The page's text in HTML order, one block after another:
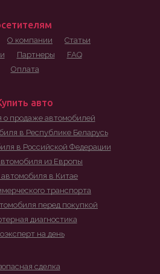
О компании
Статьи
Партнеры
FAQ
Оплата
авто
о продаже автомобилей
в Республике Беларусь
в Российской Федерации
из Европы
в Китае
транспорта
перед покупкой
диагностика
на день
сделка